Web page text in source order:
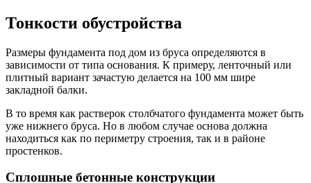
Тонкости обустройства
Размеры фундамента под дом из бруса определяются в
зависимости от типа основания. К примеру, ленточный или
плитный вариант зачастую делается на 100 мм шире
закладной балки.
В то время как растверок столбчатого фундамента может быть
уже нижнего бруса. Но в любом случае основа должна
находиться как по периметру строения, так и в районе
простенков.
Сплошные бетонные конструкции